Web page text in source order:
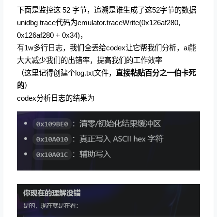
下面是监控这 52 字节，追溯是谁生成了这52字节的数据
unidbg trace代码为emulator.traceWrite(0x126af280,
0x126af280 + 0x34)，
有1w多行日志，我们全丢给codex让它帮我们分析，ai能
大大减少我们的出错率，提高我们的工作效率
（这里记得创建个log.txt文件， 直接粘贴百分之一伯卡死
的）
codex分析日志的结果为